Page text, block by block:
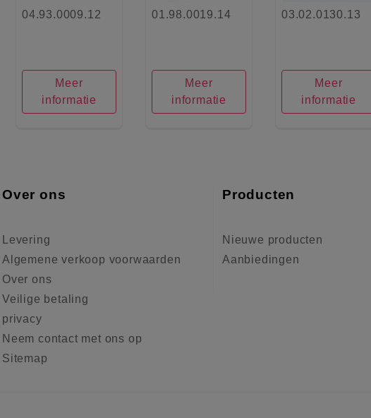
04.93.0009.12
Meer
informatie
01.98.0019.14
Meer
informatie
03.02.0130.13
Meer
informatie
Over ons
Levering
Algemene verkoop voorwaarden
Over ons
Veilige betaling
privacy
Neem contact met ons op
Sitemap
Producten
Nieuwe producten
Aanbiedingen